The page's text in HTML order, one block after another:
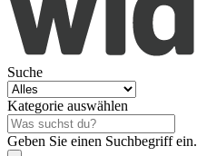
Suche
Kategorie auswählen
Geben Sie einen Suchbegriff ein.